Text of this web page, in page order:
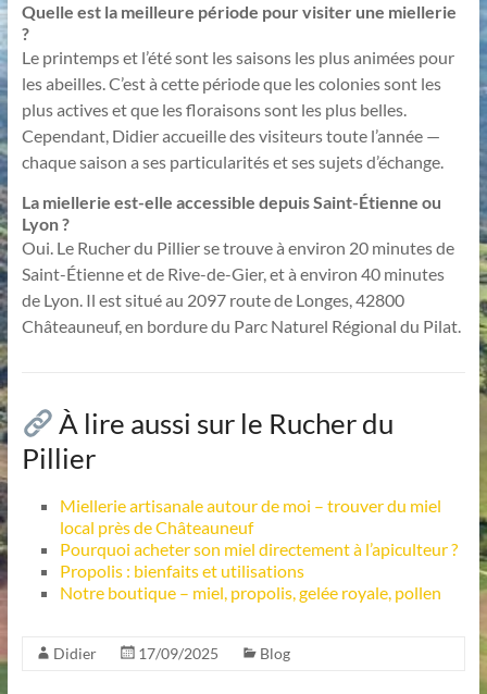
Quelle est la meilleure période pour visiter une miellerie
?
Le printemps et l’été sont les saisons les plus animées pour
les abeilles. C’est à cette période que les colonies sont les
plus actives et que les floraisons sont les plus belles.
Cependant, Didier accueille des visiteurs toute l’année —
chaque saison a ses particularités et ses sujets d’échange.
La miellerie est-elle accessible depuis Saint-Étienne ou
Lyon ?
Oui. Le Rucher du Pillier se trouve à environ 20 minutes de
Saint-Étienne et de Rive-de-Gier, et à environ 40 minutes
de Lyon. Il est situé au 2097 route de Longes, 42800
Châteauneuf, en bordure du Parc Naturel Régional du Pilat.
À lire aussi sur le Rucher du
Pillier
Miellerie artisanale autour de moi – trouver du miel
local près de Châteauneuf
Pourquoi acheter son miel directement à l’apiculteur ?
Propolis : bienfaits et utilisations
Notre boutique – miel, propolis, gelée royale, pollen
Didier 17/09/2025 Blog